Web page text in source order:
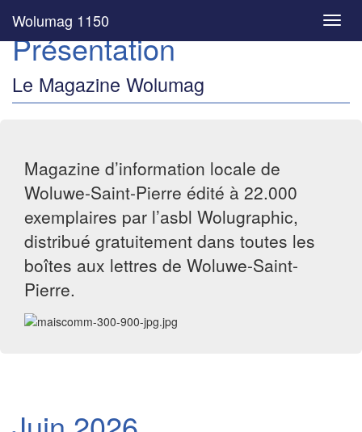
Wolumag 1150
Présentation
Le Magazine Wolumag
Magazine d’information locale de
Woluwe-Saint-Pierre édité à 22.000
exemplaires par l’asbl Wolugraphic,
distribué gratuitement dans toutes les
boîtes aux lettres de Woluwe-Saint-
Pierre.